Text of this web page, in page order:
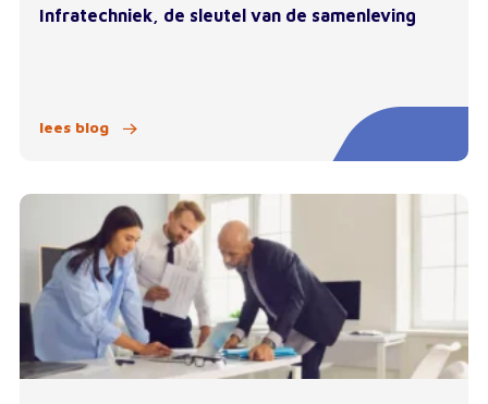
Infratechniek, de sleutel van de samenleving
lees blog